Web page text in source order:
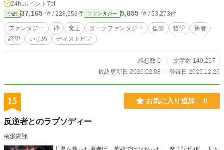
して──失われた世界への、最後の記録。 愛と憎悪、対立と
調和。 人間の本質に迫る、ダークファンタジー小説。 【テー
マ】 ・愛と憎悪の変容 ・復讐の虚無 ・支配と自由 ・対立と
調和 ━━━━━━━━━━━━━━━━━━━━━ 【作品に
ついての注意事項】 この作品は架空の世界を舞台としたダー
当） ・いじめ、精神的虐待の描写 ・死亡描写、処刑シーン
には希望があります。 ※15歳未満の方の閲覧は推奨いたしま
せん。 ※本作はAIをプロット相談や校正の補助として使用し
っております。 ※本作は「小説家になろう」「カクヨム」
24h.ポイント 7pt
小説 37,165 位 / 228,653件 ファンタジー 5,855 位 / 53,273件
ファンタジー 神 魔王 ダークファンタジー 復讐 哲学
勇者
絶望
いじめ ディストピア
感想数 0
文字数 149,257
最終更新日 2026.02.08
登録日 2025.12.26
15 お気に入り追加 0
反逆者とのラプソディー
槇瀬陽翔